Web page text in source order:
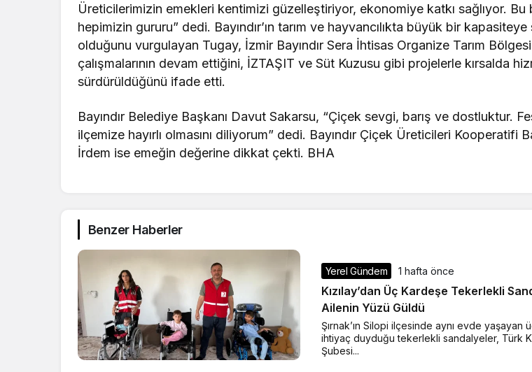
Üreticilerimizin emekleri kentimizi güzelleştiriyor, ekonomiye katkı sağlıyor. Bu
hepimizin gururu” dedi. Bayındır’ın tarım ve hayvancılıkta büyük bir kapasiteye
olduğunu vurgulayan Tugay, İzmir Bayındır Sera İhtisas Organize Tarım
çalışmalarının devam ettiğini, İZTAŞIT ve Süt Kuzusu gibi projelerle kırsalda
sürdürüldüğünü ifade etti.
Bayındır Belediye Başkanı Davut Sakarsu, “Çiçek sevgi, barış ve dostluktur.
ilçemize hayırlı olmasını diliyorum” dedi. Bayındır Çiçek Üreticileri Kooperatifi
İrdem ise emeğin değerine dikkat çekti. BHA
Benzer Haberler
Yerel Gündem 1 hafta önce
Kızılay’dan Üç Kardeşe Tekerlekli
Ailenin Yüzü Güldü
Şırnak’ın Silopi ilçesinde aynı evde yaşayan
ihtiyaç duyduğu tekerlekli sandalyeler, Türk
Şubesi...